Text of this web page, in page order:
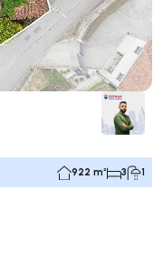
922 m² 3 1